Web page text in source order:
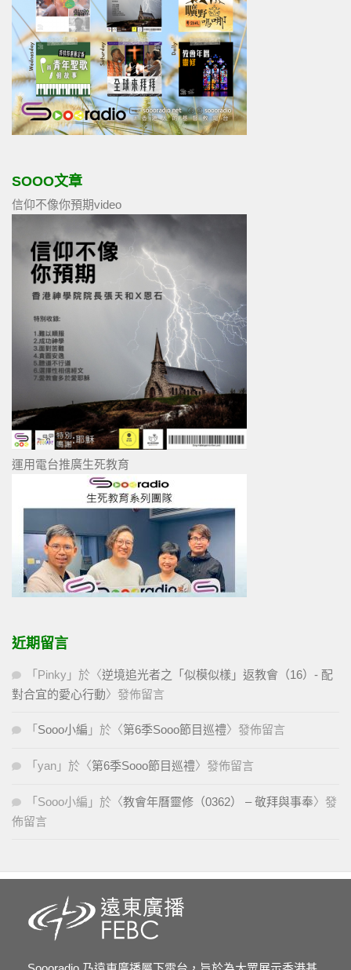
SOOO文章
信仰不像你預期video
運用電台推廣生死教育
近期留言
「 Pinky 」於〈逆境追光者之「似模似樣」返教會（16）- 配
對合宜的愛心行動〉發佈留言
「 Sooo小編 」於〈第6季Sooo節目巡禮〉發佈留言
「 yan 」於〈第6季Sooo節目巡禮〉發佈留言
「 Sooo小編 」於〈教會年曆靈修（0362） – 敬拜與事奉〉發
佈留言